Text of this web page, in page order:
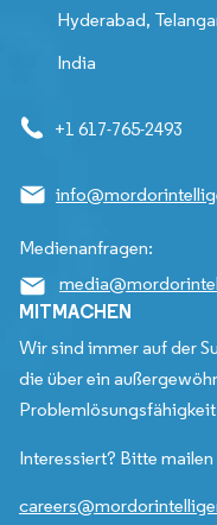
Hyderabad,
India
+1 617-765-2493
Medienanfragen:
MITMACHEN
Wir sind immer auf der
die über ein
Interessiert? Bitte mailen